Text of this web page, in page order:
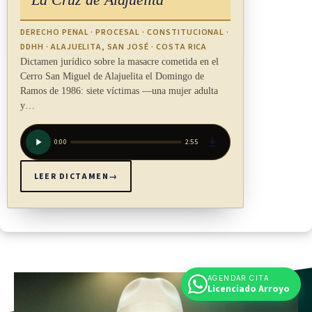
Toda instalación deportiva o recreativa que se construya, total
o parcialmente, con fondos públicos, deberá satisfacer
necesidades deportivas y recreativas de mujeres y hombres,
en forma equitativa.
(Así modificada su numeración por el artículo único de la ley
igualdad salarial entre mujeres y hombres, N° 9677 del 26 de
marzo del 2019, que lo traspasó del antiguo artículo 17 al
ARTÍCULO 21
Para el cumplimiento de lo estipulado en el artículo anterior,
el Ministerio de Educación Pública le impartirá la
capacitación necesaria al personal docente, en coordinación
DERECHO PENAL · PROCESAL · CONSTITUCIONAL ·
DDHH · ALAJUELITA, SAN JOSÉ · COSTA RICA
Dictamen jurídico sobre la masacre cometida en el
Cerro San Miguel de Alajuelita el Domingo de
Ramos de 1986: siete víctimas —una mujer adulta
y…
0:00 2:55
LEER DICTAMEN→
AGENDAR CITA
Licenciado Arroyo